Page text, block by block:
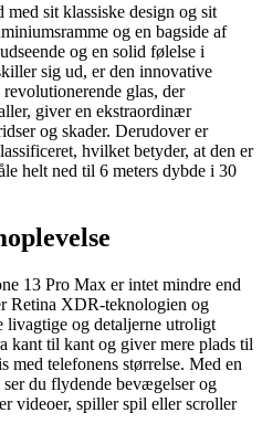
sit klassiske design og sit
og en bagside af
og en solid følelse i
sig ud, er den innovative
glas, der
giver en ekstraordinær
og skader. Derudover er
hvilket betyder, at den er
helt ned til 6 meters dybde i 30
13 Pro Max er intet mindre end
Retina XDR-teknologien og
livagtige og detaljerne utroligt
kant til kant og giver mere plads til
med telefonens størrelse. Med en
du flydende bevægelser og
videoer, spiller spil eller scroller